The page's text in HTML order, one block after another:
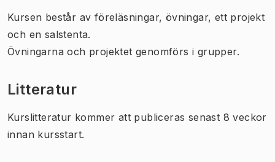
Kursen består av föreläsningar, övningar, ett projekt
och en salstenta.
Övningarna och projektet genomförs i grupper.
Litteratur
Kurslitteratur kommer att publiceras senast 8 veckor
innan kursstart.